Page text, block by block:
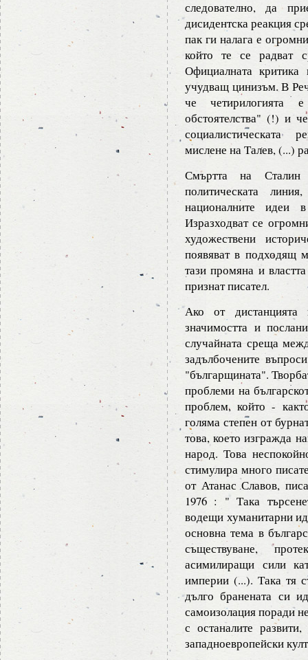
следователно, да
дисидентска реакция
пак ги налага е
който те се радват
Официалната
учудващ цинизъм. В
че четирилогията
обстоятелства" (!) и
социалистическата
мислене на Талев, (...)
Смъртта на
политическата
националните идеи
Изразходват се
художествени
появяват в подходящ
тази промяна и
признат писател.
Ако от
значимостта и
случайната среща
задълбочените
"българщината".
проблеми на
проблем, който -
голяма степен от
това, което изгражда
народ. Това
стимулира много
от Атанас Славов,
1976 : " Така
водещи хуманитарни
основна тема в
съществуване,
асимилиращи сили
империи (...). Така тя
дълго бранената си
самоизолация поради
с останалите
западноевропейски